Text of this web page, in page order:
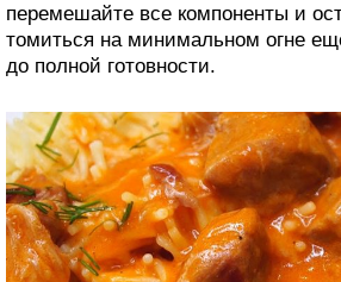
перемешайте все компоненты и
томиться на минимальном огне
до полной готовности.